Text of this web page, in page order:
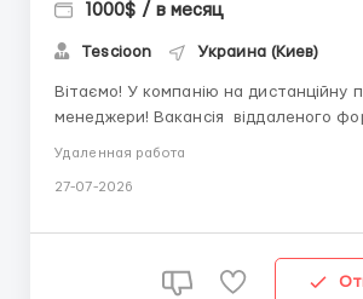
1000$ / в месяц
Tescioon Украина (Киев)
Вітаємо! У компанію на дистанційну
менеджери! Вакансія віддаленого
Вимоги: Бажання працювати
Комунікабельність Умови роботи: Віддалений
Удаленная работа
27-07-2026